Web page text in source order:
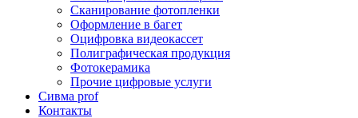
Сканирование фотопленки
Оформление в багет
Оцифровка видеокассет
Полиграфическая продукция
Фотокерамика
Прочие цифровые услуги
Сивма prof
Контакты